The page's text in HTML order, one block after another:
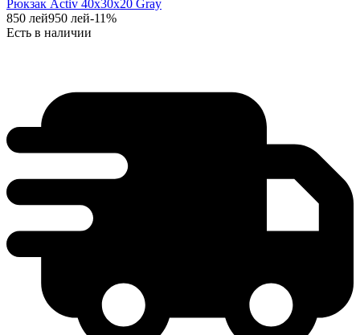
Рюкзак Activ 40x30x20 Gray
850 лей950 лей-11%
Есть в наличии